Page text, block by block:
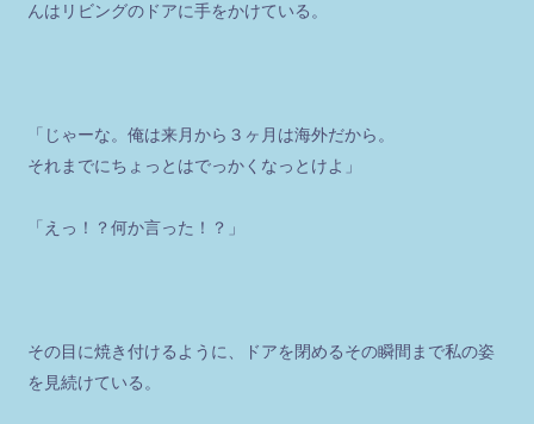
んはリビングのドアに手をかけている。
「じゃーな。俺は来月から３ヶ月は海外だから。
それまでにちょっとはでっかくなっとけよ」
「えっ！？何か言った！？」
その目に焼き付けるように、ドアを閉めるその瞬間まで私の姿
を見続けている。